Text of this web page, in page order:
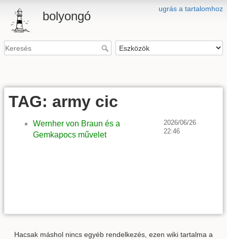
ugrás a tartalomhoz
bolyongó
TAG: army cic
Wernher von Braun és a
Gemkapocs művelet
2026/06/26
22:46
Hacsak máshol nincs egyéb rendelkezés, ezen wiki tartalma a